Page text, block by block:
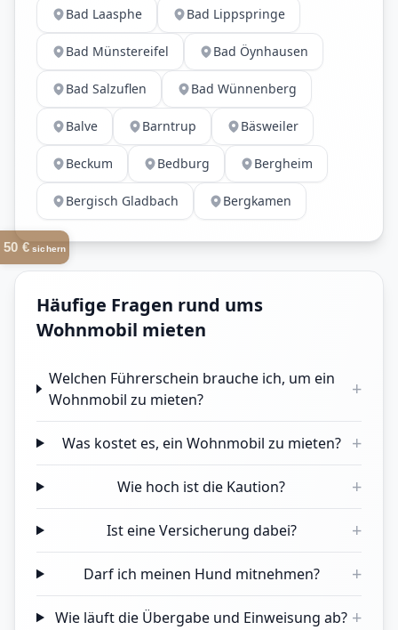
Bad Laasphe Bad Lippspringe
Bad Münstereifel Bad Öynhausen
Bad Salzuflen Bad Wünnenberg
Balve Barntrup Bäsweiler
Beckum Bedburg Bergheim
Bergisch Gladbach Bergkamen
Häufige Fragen rund ums
Wohnmobil mieten
Welchen Führerschein brauche ich, um ein
Wohnmobil zu mieten?
+
Was kostet es, ein Wohnmobil zu mieten? +
Wie hoch ist die Kaution? +
Ist eine Versicherung dabei? +
Darf ich meinen Hund mitnehmen? +
Wie läuft die Übergabe und Einweisung ab? +
50 €sichern